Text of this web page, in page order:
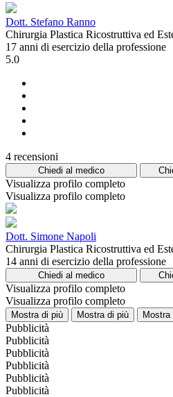
Dott. Stefano Ranno
Chirurgia Plastica Ricostruttiva ed
17 anni di esercizio della professione
5.0
4 recensioni
Chiedi al medico
Visualizza profilo completo
Visualizza profilo completo
Dott. Simone Napoli
Chirurgia Plastica Ricostruttiva ed
14 anni di esercizio della professione
Chiedi al medico
Visualizza profilo completo
Visualizza profilo completo
Mostra di più Mostra di più Mostra
Pubblicità
Pubblicità
Pubblicità
Pubblicità
Pubblicità
Pubblicità